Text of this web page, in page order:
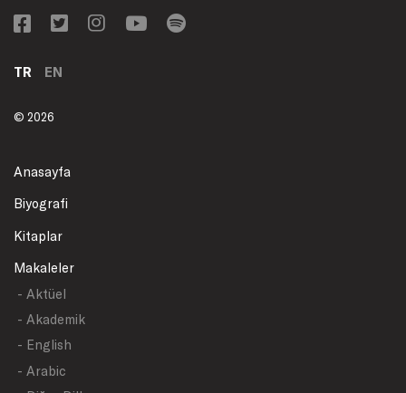
TR EN
© 2026
Anasayfa
Biyografi
Kitaplar
Makaleler
- Aktüel
- Akademik
- English
- Arabic